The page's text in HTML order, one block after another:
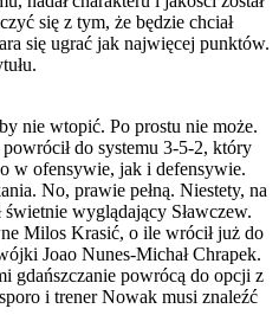
się z tym, że będzie chciał
się ugrać jak najwięcej punktów.
nie wtopić. Po prostu nie może.
do systemu 3-5-2, który
w ofensywie, jak i defensywie.
No, prawie pełną. Niestety, na
wyglądający Sławczew.
Milos Krasić, o ile wrócił już do
Joao Nunes-Michał Chrapek.
gdańszczanie powrócą do opcji z
i trener Nowak musi znaleźć